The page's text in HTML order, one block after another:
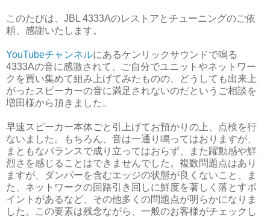
このたびは、JBL 4333Aのレストアとチューニングのご依
頼、感謝いたします。
YouTubeチャンネルにあるケンリックサウンドで鳴る
4333Aの音に感激されて、ご自分でユニットやネットワー
クを買い集めて組み上げてみたものの、どうしても出来上
がったスピーカーの音に満足されないのだというご相談を
増田様から頂きました。
早速スピーカー本体ごと引上げてお預かりの上、点検を行
ないました。もちろん、音は一通り鳴ってはおりますが、
まともなバランスで成り立ってはおらず、また躍動感や鮮
烈さを感じることはできませんでした。複数問題点はあり
ますが、ダンパーを含むエッジの状態が良くないこと、ま
た、ネットワークの回路引き回しに鮮度を著しく落とすポ
イントがあるなど、その他多くの問題点が明らかになりま
した。この要素は残念ながら、一般のお客様がチェックし